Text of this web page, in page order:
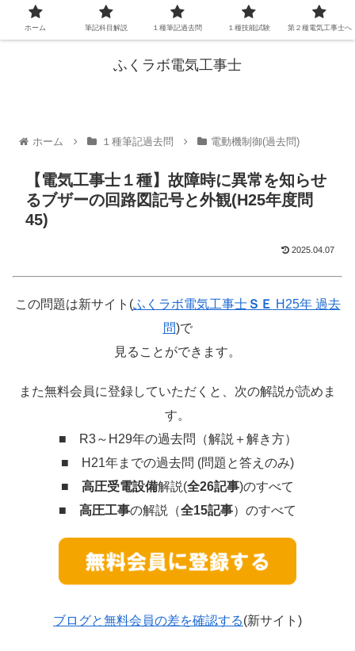
ふくラボ電気工事士
ホーム １種筆記過去問 電動機制御(過去問)
【電気工事士１種】故障時に異常を知らせ
るブザーの回路図記号と外観(H25年度問
45)
2025.04.07
この問題は新サイト(ふくラボ電気工事士ＳＥ H25年 過去
問)で
見ることができます。
また無料会員に登録していただくと、次の解説が読めま
す。
■ R3～H29年の過去問（解説＋解き方）
■ H21年までの過去問 (問題と答えのみ)
■ 高圧受電設備解説(全26記事)のすべて
■ 高圧工事の解説（全15記事）のすべて
ブログと無料会員の差を確認する(新サイト)
ホーム 筆記科目解説 １種筆記過去問 １種技能試験 第２種電気工事士へ